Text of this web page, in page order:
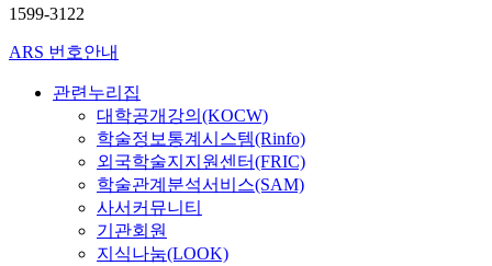
1599-3122
ARS 번호안내
관련누리집
대학공개강의(KOCW)
학술정보통계시스템(Rinfo)
외국학술지지원센터(FRIC)
학술관계분석서비스(SAM)
사서커뮤니티
기관회원
지식나눔(LOOK)